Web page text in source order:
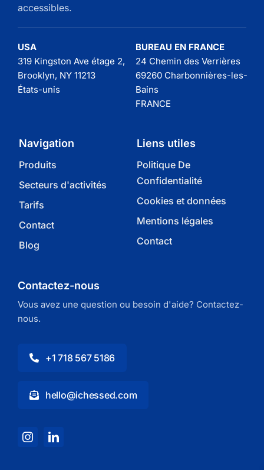
accessibles.
USA
319 Kingston Ave étage 2,
Brooklyn, NY 11213
États-unis
BUREAU EN FRANCE
24 Chemin des Verrières
69260 Charbonnières-les-
Bains
FRANCE
Navigation
Produits
Secteurs d'activités
Tarifs
Contact
Blog
Liens utiles
Politique De
Confidentialité
Cookies et données
Mentions légales
Contact
Contactez-nous
Vous avez une question ou besoin d'aide? Contactez-
nous.
+1 718 567 5186
hello@ichessed.com